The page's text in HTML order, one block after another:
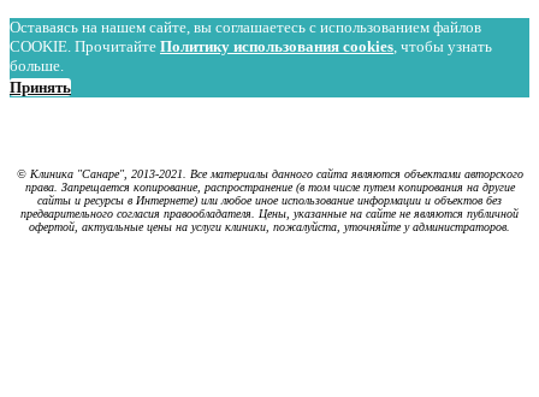
Оставаясь на нашем сайте, вы соглашаетесь с использованием файлов
COOKIE. Прочитайте Политику использования cookies, чтобы узнать
больше.
Принять
© Клиника "Санаре", 2013-2021. Все материалы данного сайта являются объектами авторского
права. Запрещается копирование, распространение (в том числе путем копирования на другие
сайты и ресурсы в Интернете) или любое иное использование информации и объектов без
предварительного согласия правообладателя. Цены, указанные на сайте не являются публичной
офертой, актуальные цены на услуги клиники, пожалуйста, уточняйте у администраторов.